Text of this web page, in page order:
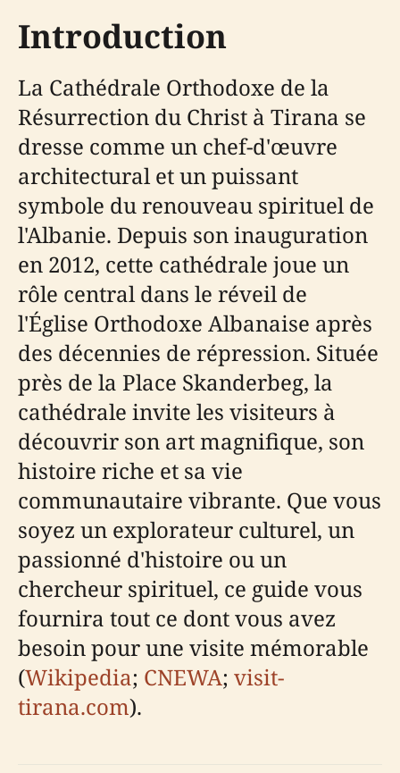
Introduction
La Cathédrale Orthodoxe de la
Résurrection du Christ à Tirana se
dresse comme un chef-d'œuvre
architectural et un puissant
symbole du renouveau spirituel de
l'Albanie. Depuis son inauguration
en 2012, cette cathédrale joue un
rôle central dans le réveil de
l'Église Orthodoxe Albanaise après
des décennies de répression. Située
près de la Place Skanderbeg, la
cathédrale invite les visiteurs à
découvrir son art magnifique, son
histoire riche et sa vie
communautaire vibrante. Que vous
soyez un explorateur culturel, un
passionné d'histoire ou un
chercheur spirituel, ce guide vous
fournira tout ce dont vous avez
besoin pour une visite mémorable
(Wikipedia; CNEWA; visit-
tirana.com).